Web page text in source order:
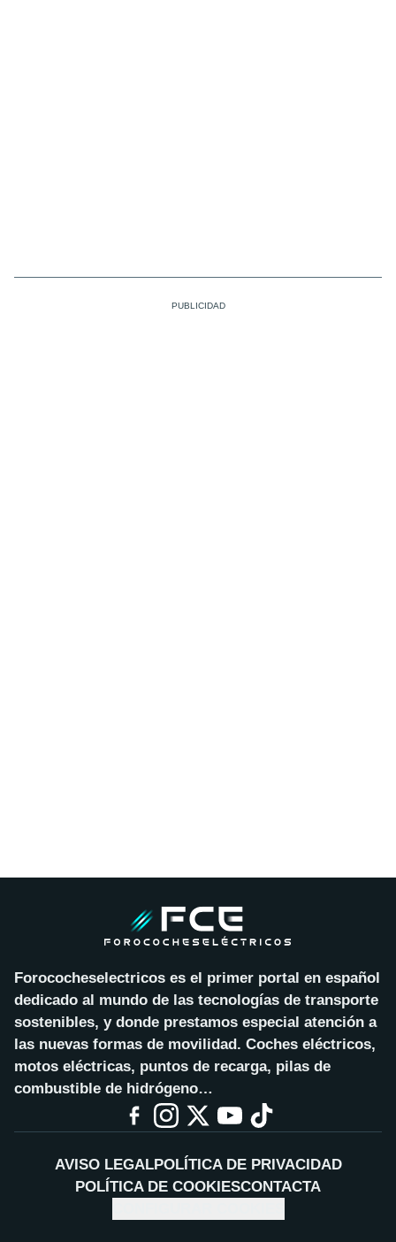
Forococheselectricos es el primer portal en español
dedicado al mundo de las tecnologías de transporte
sostenibles, y donde prestamos especial atención a
las nuevas formas de movilidad. Coches eléctricos,
motos eléctricas, puntos de recarga, pilas de
combustible de hidrógeno…
AVISO LEGALPOLÍTICA DE PRIVACIDAD
POLÍTICA DE COOKIESCONTACTA